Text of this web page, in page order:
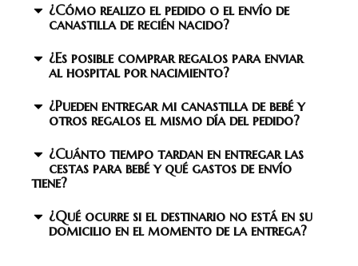
¿Cómo realizo el pedido o el envío de
canastilla de recién nacido?
¿Es posible comprar regalos para enviar
al hospital por nacimiento?
¿Pueden entregar mi canastilla de bebé y
otros regalos el mismo día del pedido?
¿Cuánto tiempo tardan en entregar las
cestas para bebé y qué gastos de envío
tiene?
¿Qué ocurre si el destinario no está en su
domicilio en el momento de la entrega?